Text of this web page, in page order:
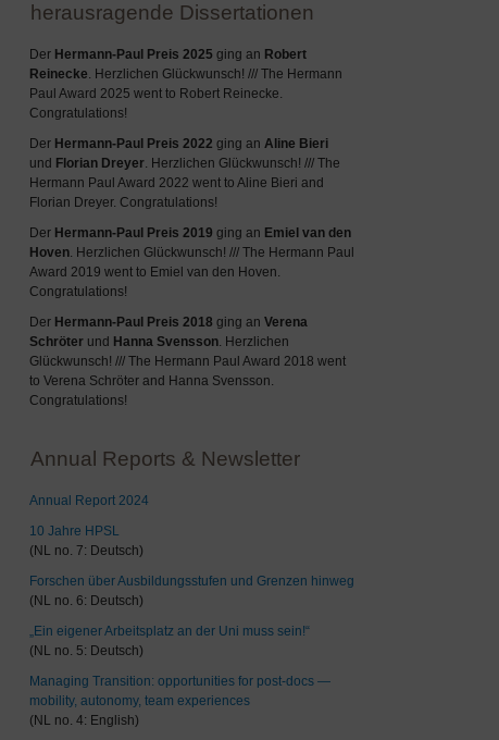
herausragende Dissertationen
Der Hermann-Paul Preis 2025 ging an Robert
Reinecke. Herzlichen Glückwunsch! /// The Hermann
Paul Award 2025 went to Robert Reinecke.
Congratulations!
Der Hermann-Paul Preis 2022 ging an Aline Bieri
und Florian Dreyer. Herzlichen Glückwunsch! /// The
Hermann Paul Award 2022 went to Aline Bieri and
Florian Dreyer. Congratulations!
Der Hermann-Paul Preis 2019 ging an Emiel van den
Hoven. Herzlichen Glückwunsch! /// The Hermann Paul
Award 2019 went to Emiel van den Hoven.
Congratulations!
Der Hermann-Paul Preis 2018 ging an Verena
Schröter und Hanna Svensson. Herzlichen
Glückwunsch! /// The Hermann Paul Award 2018 went
to Verena Schröter and Hanna Svensson.
Congratulations!
Annual Reports & Newsletter
Annual Report 2024
10 Jahre HPSL
(NL no. 7: Deutsch)
Forschen über Ausbildungsstufen und Grenzen hinweg
(NL no. 6: Deutsch)
„Ein eigener Arbeitsplatz an der Uni muss sein!“
(NL no. 5: Deutsch)
Managing Transition: opportunities for post-docs —
mobility, autonomy, team experiences
(NL no. 4: English)